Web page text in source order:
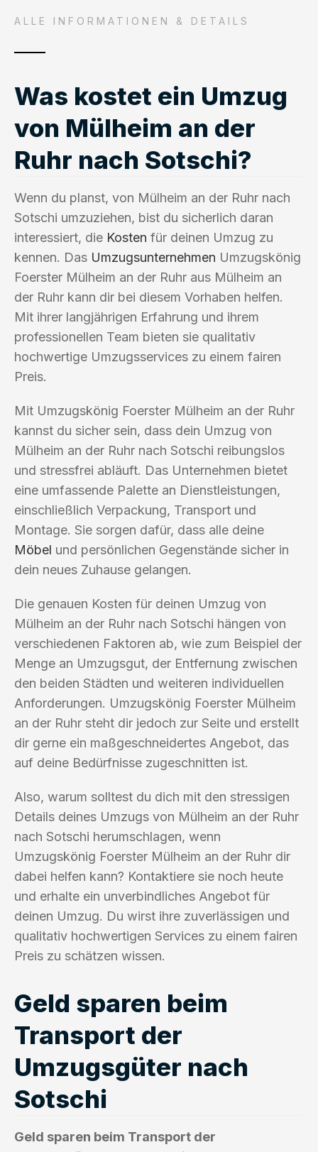
ALLE INFORMATIONEN & DETAILS
Was kostet ein Umzug
von Mülheim an der
Ruhr nach Sotschi?
Wenn du planst, von Mülheim an der Ruhr nach
Sotschi umzuziehen, bist du sicherlich daran
interessiert, die Kosten für deinen Umzug zu
kennen. Das Umzugsunternehmen Umzugskönig
Foerster Mülheim an der Ruhr aus Mülheim an
der Ruhr kann dir bei diesem Vorhaben helfen.
Mit ihrer langjährigen Erfahrung und ihrem
professionellen Team bieten sie qualitativ
hochwertige Umzugsservices zu einem fairen
Preis.
Mit Umzugskönig Foerster Mülheim an der Ruhr
kannst du sicher sein, dass dein Umzug von
Mülheim an der Ruhr nach Sotschi reibungslos
und stressfrei abläuft. Das Unternehmen bietet
eine umfassende Palette an Dienstleistungen,
einschließlich Verpackung, Transport und
Montage. Sie sorgen dafür, dass alle deine
Möbel und persönlichen Gegenstände sicher in
dein neues Zuhause gelangen.
Die genauen Kosten für deinen Umzug von
Mülheim an der Ruhr nach Sotschi hängen von
verschiedenen Faktoren ab, wie zum Beispiel der
Menge an Umzugsgut, der Entfernung zwischen
den beiden Städten und weiteren individuellen
Anforderungen. Umzugskönig Foerster Mülheim
an der Ruhr steht dir jedoch zur Seite und erstellt
dir gerne ein maßgeschneidertes Angebot, das
auf deine Bedürfnisse zugeschnitten ist.
Also, warum solltest du dich mit den stressigen
Details deines Umzugs von Mülheim an der Ruhr
nach Sotschi herumschlagen, wenn
Umzugskönig Foerster Mülheim an der Ruhr dir
dabei helfen kann? Kontaktiere sie noch heute
und erhalte ein unverbindliches Angebot für
deinen Umzug. Du wirst ihre zuverlässigen und
qualitativ hochwertigen Services zu einem fairen
Preis zu schätzen wissen.
Geld sparen beim
Transport der
Umzugsgüter nach
Sotschi
Geld sparen beim Transport der